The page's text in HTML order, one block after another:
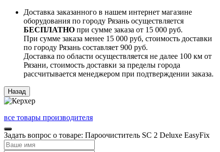
Доставка заказанного в нашем интернет магазине
оборудования по городу Рязань осуществляется
БЕСПЛАТНО при сумме заказа от 15 000 руб.
При сумме заказа менее 15 000 руб, стоимость доставки
по городу Рязань составляет 900 руб.
Доставка по области осуществляется не далее 100 км от
Рязани, стоимость доставки за пределы города
рассчитывается менеджером при подтверждении заказа.
все товары производителя
Задать вопрос о товаре: Пароочиститель SC 2 Deluxe EasyFix